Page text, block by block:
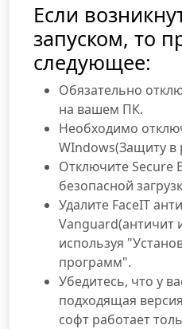
Если
запуском, то
следующее:
Обязательно
на вашем ПК.
Необходимо
WIndows(Защиту
Отключите Secure
безопасной
Удалите FaceIT
Vanguard(античит
используя
программ".
Убедитесь, что у
подходящая
софт работает